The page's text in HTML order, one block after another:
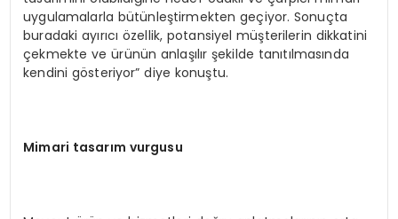
uygulamalarla bütünleştirmekten geçiyor. Sonuçta
buradaki ayırıcı özellik, potansiyel müşterilerin dikkatini
çekmekte ve ürünün anlaşılır şekilde tanıtılmasında
kendini gösteriyor” diye konuştu.
Mimari tasarım vurgusu